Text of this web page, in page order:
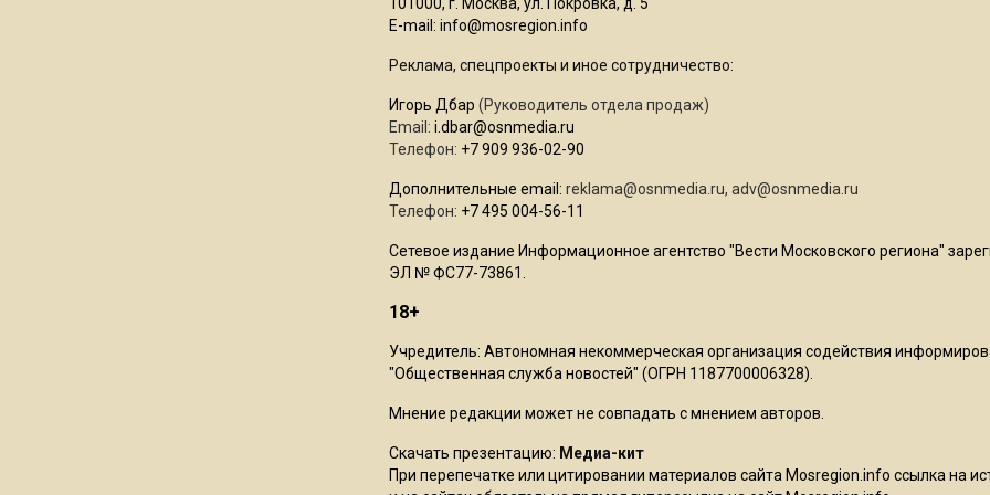
E-mail: info@mosregion.info
Реклама, спецпроекты и иное сотрудничество:
Игорь Дбар (Руководитель отдела продаж)
Email: i.dbar@osnmedia.ru
Телефон: +7 909 936-02-90
Дополнительные email: reklama@osnmedia.ru, adv@osnmedia.ru
Телефон: +7 495 004-56-11
Сетевое издание Информационное агентство "Вести Московского региона"
ЭЛ № ФС77-73861.
18+
Учредитель: Автономная некоммерческая организация содействия
"Общественная служба новостей" (ОГРН 1187700006328).
Мнение редакции может не совпадать с мнением авторов.
Скачать презентацию: Медиа-кит
При перепечатке или цитировании материалов сайта Mosregion.info ссылка на